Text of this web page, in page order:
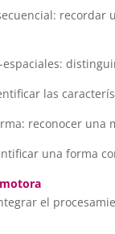
recordar
espaciales:
las
reconocer
una forma
el